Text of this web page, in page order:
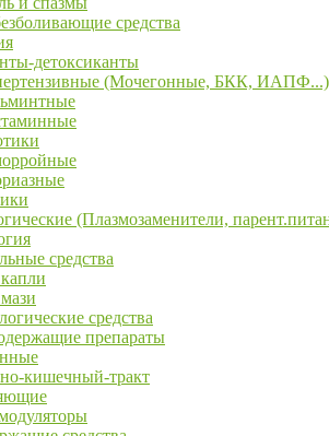
средства
детоксиканты
(Мочегонные, БКК, ИАПФ...)
(Плазмозаменители,
средства
средства
препараты
кишечный-тракт